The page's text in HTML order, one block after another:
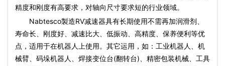
精度和刚度有高要求，对轴向尺寸要求短的行业领域。
Nabtesco製造RV减速器具有长期使用不需再加润滑剂、
寿命长、刚度好、减速比大、低振动、高精度、保养便利等优
点，适用于在机器人上使用。其它运用，如：工业机器人、机
械臂、码垛机器人、焊接变位台(翻转台)、精密包装机械、工具